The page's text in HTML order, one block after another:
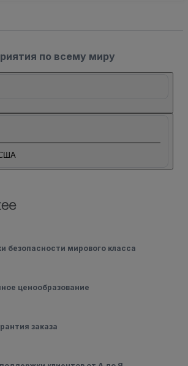
по всему миру
безопасности мирового класса
ценообразование
заказа